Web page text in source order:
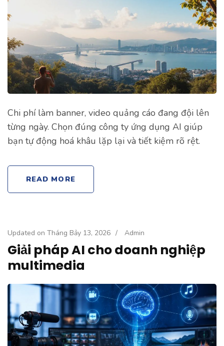
Chi phí làm banner, video quảng cáo đang đội lên
từng ngày. Chọn đúng công ty ứng dụng AI giúp
bạn tự động hoá khâu lặp lại và tiết kiệm rõ rệt.
READ MORE
Updated on Tháng Bảy 13, 2026 / Admin
Giải pháp AI cho doanh nghiệp
multimedia